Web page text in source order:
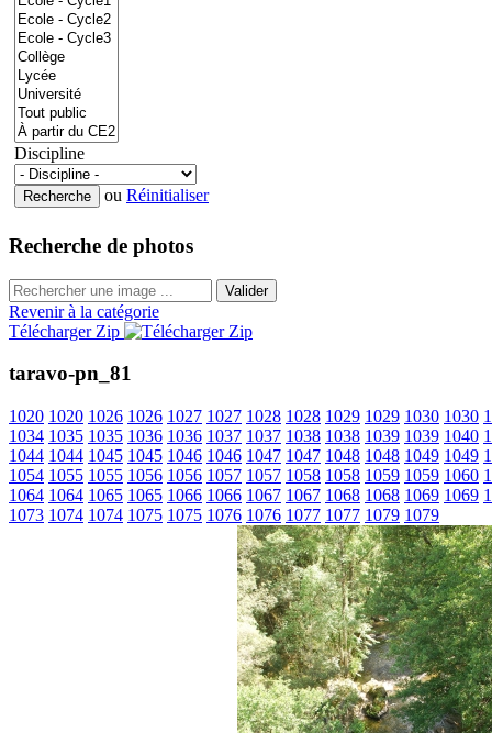
Discipline
ou Réinitialiser
Recherche de photos
Valider
Revenir à la catégorie
Télécharger Zip
taravo-pn_81
1020 1020 1026 1026 1027 1027 1028 1028 1029 1029 1030 1030
1034 1035 1035 1036 1036 1037 1037 1038 1038 1039 1039 1040
1044 1044 1045 1045 1046 1046 1047 1047 1048 1048 1049 1049
1054 1055 1055 1056 1056 1057 1057 1058 1058 1059 1059 1060
1064 1064 1065 1065 1066 1066 1067 1067 1068 1068 1069 1069
1073 1074 1074 1075 1075 1076 1076 1077 1077 1079 1079